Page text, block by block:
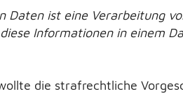
Daten ist eine Verarbeitung
Informationen in einem
die strafrechtliche